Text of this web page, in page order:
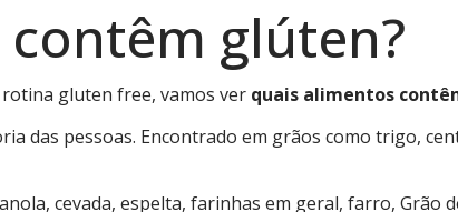
glúten?
gluten free, vamos ver quais alimentos
das pessoas. Encontrado em grãos como trigo,
cevada, espelta, farinhas em geral, farro, Grão